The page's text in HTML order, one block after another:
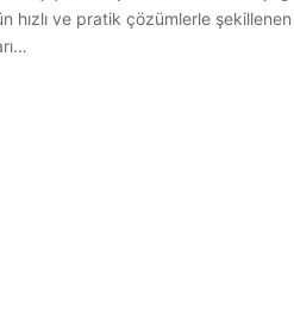
hızlı ve pratik çözümlerle